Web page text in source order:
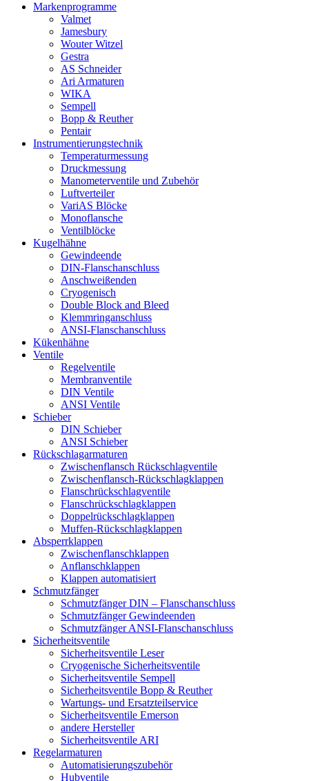
Markenprogramme
Valmet
Jamesbury
Wouter Witzel
Gestra
AS Schneider
Ari Armaturen
WIKA
Sempell
Bopp & Reuther
Pentair
Instrumentierungs­technik
Temperaturmessung
Druckmessung
Manometerventile und Zubehör
Luftverteiler
VariAS Blöcke
Monoflansche
Ventilblöcke
Kugelhähne
Gewindeende
DIN-Flanschanschluss
Anschweißenden
Cryogenisch
Double Block and Bleed
Klemmringanschluss
ANSI-Flanschanschluss
Kükenhähne
Ventile
Regelventile
Membranventile
DIN Ventile
ANSI Ventile
Schieber
DIN Schieber
ANSI Schieber
Rückschlag­armaturen
Zwischenflansch Rückschlagventile
Zwischenflansch-Rückschlagklappen
Flanschrückschlagventile
Flanschrückschlagklappen
Doppelrückschlagklappen
Muffen-Rückschlagklappen
Absperrklappen
Zwischenflanschklappen
Anflanschklappen
Klappen automatisiert
Schmutzfänger
Schmutzfänger DIN – Flanschanschluss
Schmutzfänger Gewindeenden
Schmutzfänger ANSI-Flanschanschluss
Sicherheitsventile
Sicherheitsventile Leser
Cryogenische Sicherheitsventile
Sicherheitsventile Sempell
Sicherheitsventile Bopp & Reuther
Wartungs- und Ersatzteilservice
Sicherheitsventile Emerson
andere Hersteller
Sicherheitsventile ARI
Regelarmaturen
Automatisierungszubehör
Hubventile